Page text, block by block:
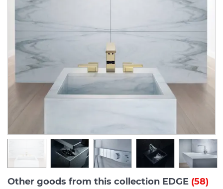
Other goods from this collection EDGE (58)